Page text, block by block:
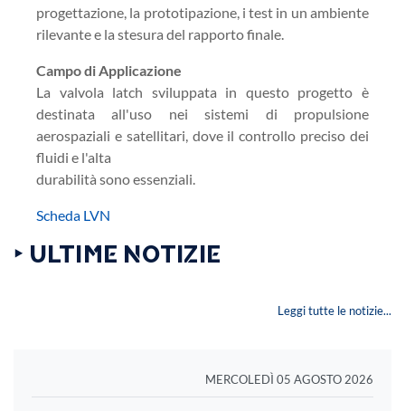
progettazione, la prototipazione, i test in un ambiente
rilevante e la stesura del rapporto finale.
Campo di Applicazione
La valvola latch sviluppata in questo progetto è
destinata all'uso nei sistemi di propulsione
aerospaziali e satellitari, dove il controllo preciso dei
fluidi e l'alta
durabilità sono essenziali.
Scheda LVN
‣ ULTIME NOTIZIE
Leggi tutte le notizie...
MERCOLEDÌ 05 AGOSTO 2026